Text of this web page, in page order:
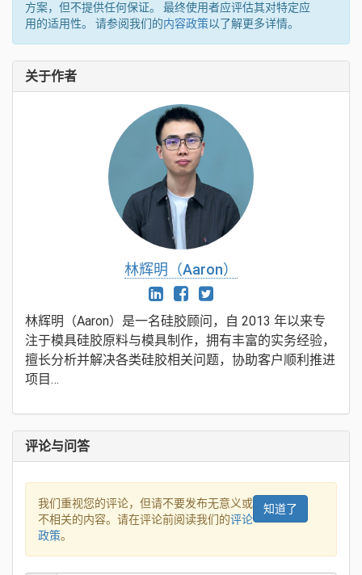
方案，但不提供任何保证。 最终使用者应评估其对特定应
用的适用性。 请参阅我们的内容政策以了解更多详情。
关于作者
林辉明（Aaron）
林辉明（Aaron）是一名硅胶顾问，自 2013 年以来专
注于模具硅胶原料与模具制作，拥有丰富的实务经验，
擅长分析并解决各类硅胶相关问题，协助客户顺利推进
项目…
评论与问答
知道了
我们重视您的评论，但请不要发布无意义或
不相关的内容。请在评论前阅读我们的评论
政策。